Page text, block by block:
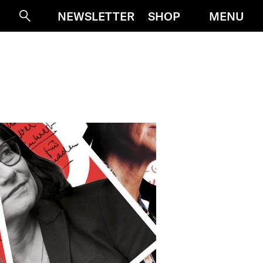
SucheNEWSLETTER SHOP MENU